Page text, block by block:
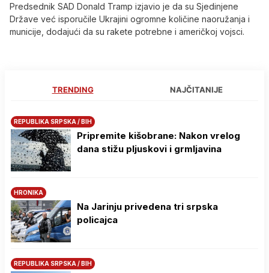
Predsednik SAD Donald Tramp izjavio je da su Sjedinjene
Države već isporučile Ukrajini ogromne količine naoružanja i
municije, dodajući da su rakete potrebne i američkoj vojsci.
TRENDING NAJČITANIJE
REPUBLIKA SRPSKA / BIH
Pripremite kišobrane: Nakon vrelog
dana stižu pljuskovi i grmljavina
HRONIKA
Na Јarinju privedena tri srpska
policajca
REPUBLIKA SRPSKA / BIH